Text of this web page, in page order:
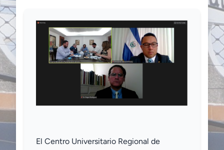
El Centro Universitario Regional de